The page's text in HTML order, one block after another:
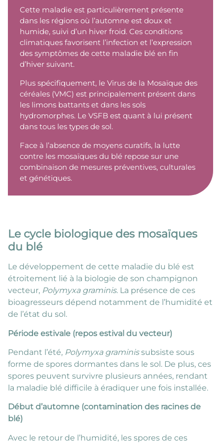
Cette maladie est particulièrement présente
dans les régions où l’automne est doux et
humide, suivi d’un hiver froid. Ces conditions
climatiques favorisent l’infection et l’expression
des symptômes de cette maladie blé en fin
d’hiver suivant.
Plus spécifiquement, le Virus de la Mosaïque des
céréales (VMC) est principalement présent dans
les limons battants et dans les sols
hydromorphes. Le VSFB est quant à lui présent
dans tous les types de sol.
Face à l’absence de moyens curatifs, la lutte
contre les mosaïques du blé repose sur une
combinaison de mesures préventives, culturales
et génétiques.
Le cycle biologique des mosaïques
du blé
Le développement de cette maladie du blé est
étroitement lié à la biologie de son champignon
vecteur, Polymyxa graminis. La présence de ces
bioagresseurs dépend notamment de l’humidité et
de l’état du sol.
Période estivale (repos estival du vecteur)
Pendant l’été, Polymyxa graminissubsiste sous
forme de spores dormantes dans le sol. De plus, ces
spores peuvent survivre plusieurs années, rendant
la maladie blé difficile à éradiquer une fois installée.
Début d’automne (contamination des racines de
blé)
Avec le retour de l’humidité, les spores de ces